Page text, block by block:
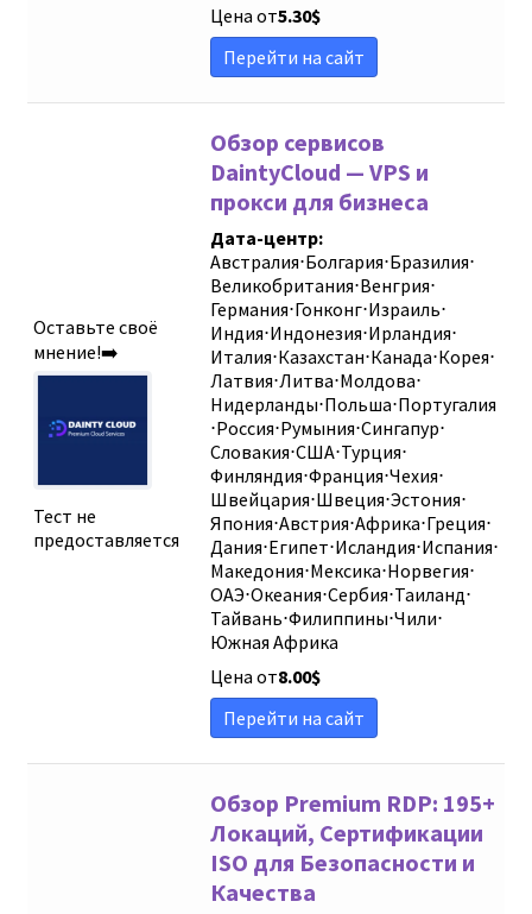
Цена от5.30$
Перейти на сайт
Оставьте своё
мнение!➡️
Тест не
предоставляется
Обзор сервисов
DaintyCloud — VPS и
прокси для бизнеса
Дата-центр:
Австралия⋅Болгария⋅Бразилия⋅
Великобритания⋅Венгрия⋅
Германия⋅Гонконг⋅Израиль⋅
Индия⋅Индонезия⋅Ирландия⋅
Италия⋅Казахстан⋅Канада⋅Корея⋅
Латвия⋅Литва⋅Молдова⋅
Нидерланды⋅Польша⋅Португалия
⋅Россия⋅Румыния⋅Сингапур⋅
Словакия⋅США⋅Турция⋅
Финляндия⋅Франция⋅Чехия⋅
Швейцария⋅Швеция⋅Эстония⋅
Япония⋅Австрия⋅Африка⋅Греция⋅
Дания⋅Египет⋅Исландия⋅Испания⋅
Македония⋅Мексика⋅Норвегия⋅
ОАЭ⋅Океания⋅Сербия⋅Таиланд⋅
Тайвань⋅Филиппины⋅Чили⋅
Южная Африка
Цена от8.00$
Перейти на сайт
Обзор Premium RDP: 195+
Локаций, Сертификации
ISO для Безопасности и
Качества